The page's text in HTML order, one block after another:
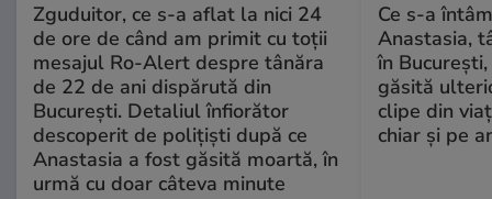
Zguduitor, ce s-a aflat la nici 24
de ore de când am primit cu toții
mesajul Ro-Alert despre tânăra
de 22 de ani dispărută din
București. Detaliul înfiorător
descoperit de polițiști după ce
Anastasia a fost găsită moartă, în
urmă cu doar câteva minute
Ce s-a
Anastasia,
în
găsită
clipe din
chiar și pe